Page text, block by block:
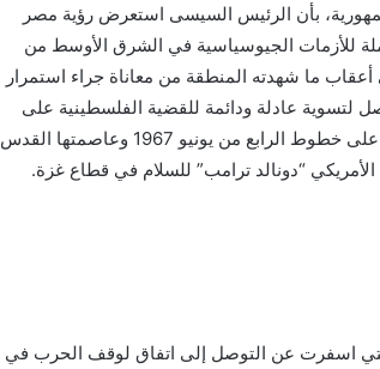
بأن الرئيس السيسى استعرض رؤية مصر
للأزمات الجيوسياسية في الشرق الأوسط من
ما شهدته المنطقة من معاناة جراء استمرار
لتسوية عادلة ودائمة للقضية الفلسطينية على
أساس حل الدولتين، بما يضمن إقامة الدولة الفلسطينية المستقلة على خطوط الرابع من يونيو 1967 وعاصمتها القدس
“دونالد ترامب” للسلام في قطاع غزة.
اسفرت عن التوصل إلى اتفاق لوقف الحرب في